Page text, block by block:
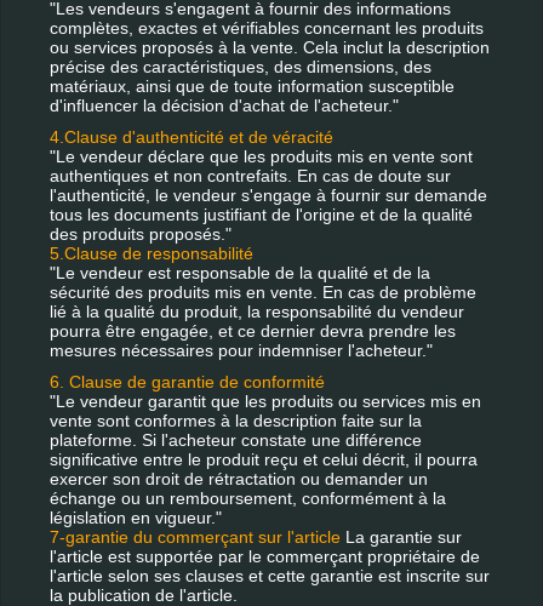
"Les vendeurs s'engagent à fournir des informations
complètes, exactes et vérifiables concernant les produits
ou services proposés à la vente. Cela inclut la description
précise des caractéristiques, des dimensions, des
matériaux, ainsi que de toute information susceptible
d'influencer la décision d'achat de l'acheteur."
4.Clause d'authenticité et de véracité
"Le vendeur déclare que les produits mis en vente sont
authentiques et non contrefaits. En cas de doute sur
l'authenticité, le vendeur s'engage à fournir sur demande
tous les documents justifiant de l'origine et de la qualité
des produits proposés."
5.Clause de responsabilité
"Le vendeur est responsable de la qualité et de la
sécurité des produits mis en vente. En cas de problème
lié à la qualité du produit, la responsabilité du vendeur
pourra être engagée, et ce dernier devra prendre les
mesures nécessaires pour indemniser l'acheteur."
6. Clause de garantie de conformité
"Le vendeur garantit que les produits ou services mis en
vente sont conformes à la description faite sur la
plateforme. Si l'acheteur constate une différence
significative entre le produit reçu et celui décrit, il pourra
exercer son droit de rétractation ou demander un
échange ou un remboursement, conformément à la
législation en vigueur."
7-garantie du commerçant sur l'article La garantie sur
l'article est supportée par le commerçant propriétaire de
l'article selon ses clauses et cette garantie est inscrite sur
la publication de l'article.